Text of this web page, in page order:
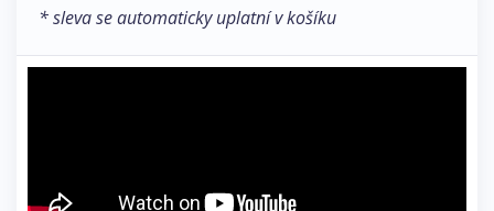
* sleva se automaticky uplatní v košíku